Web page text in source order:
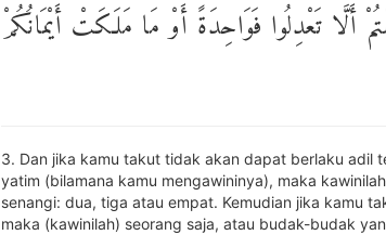
تَعْدِلُوا فَوَاحِدَةً أَوْ مَا مَلَكَتْ أَيْمَانُكُمْ
3. Dan jika kamu takut tidak akan dapat berlaku adil
yatim (bilamana kamu mengawininya), maka
senangi: dua, tiga atau empat. Kemudian jika kamu
maka (kawinilah) seorang saja, atau budak-budak